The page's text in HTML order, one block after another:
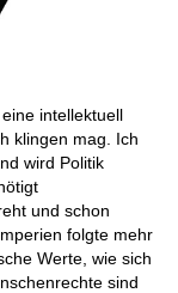
intellektuell
klingen mag. Ich
wird Politik
und schon
folgte mehr
Werte, wie sich
sind